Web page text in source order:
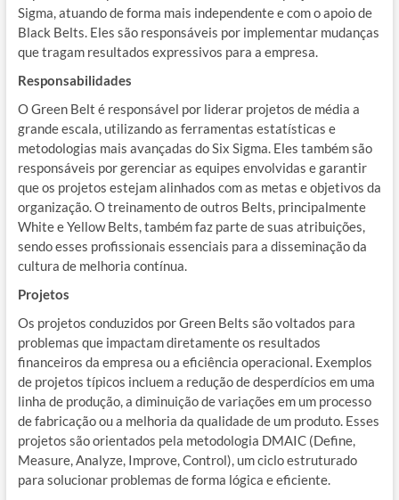
Sigma, atuando de forma mais independente e com o apoio de
Black Belts. Eles são responsáveis por implementar mudanças
que tragam resultados expressivos para a empresa.
Responsabilidades
O Green Belt é responsável por liderar projetos de média a
grande escala, utilizando as ferramentas estatísticas e
metodologias mais avançadas do Six Sigma. Eles também são
responsáveis por gerenciar as equipes envolvidas e garantir
que os projetos estejam alinhados com as metas e objetivos da
organização. O treinamento de outros Belts, principalmente
White e Yellow Belts, também faz parte de suas atribuições,
sendo esses profissionais essenciais para a disseminação da
cultura de melhoria contínua.
Projetos
Os projetos conduzidos por Green Belts são voltados para
problemas que impactam diretamente os resultados
financeiros da empresa ou a eficiência operacional. Exemplos
de projetos típicos incluem a redução de desperdícios em uma
linha de produção, a diminuição de variações em um processo
de fabricação ou a melhoria da qualidade de um produto. Esses
projetos são orientados pela metodologia DMAIC (Define,
Measure, Analyze, Improve, Control), um ciclo estruturado
para solucionar problemas de forma lógica e eficiente.